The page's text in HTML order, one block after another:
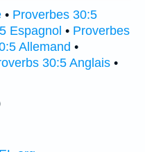
• Proverbes 30:5
Espagnol • Proverbes
Allemand •
30:5 Anglais •